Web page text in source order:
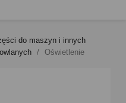
do maszyn i innych
Oświetlenie